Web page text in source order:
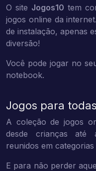
O site Jogos10 tem
jogos online da
de instalação, apenas
diversão!
Você pode jogar no
notebook.
Jogos para
A coleção de jogos
desde crianças até
reunidos em
E para não perder